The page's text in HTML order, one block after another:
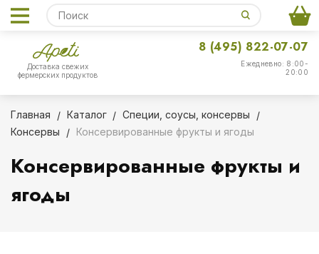
Доставка свежих
фермерских продуктов
Ежедневно: 8:00-
20:00
8 (495) 822-07-07
Главная Каталог
Специи, соусы, консервы
Консервы
Консервированные фрукты и ягоды
Консервированные фрукты и
ягоды